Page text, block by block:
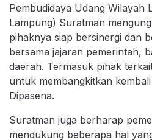
Pembudidaya Udang Wilayah
Lampung) Suratman
pihaknya siap bersinergi dan
bersama jajaran pemerintah,
daerah. Termasuk pihak
untuk membangkitkan
Dipasena.
Suratman juga berharap
mendukung beberapa hal